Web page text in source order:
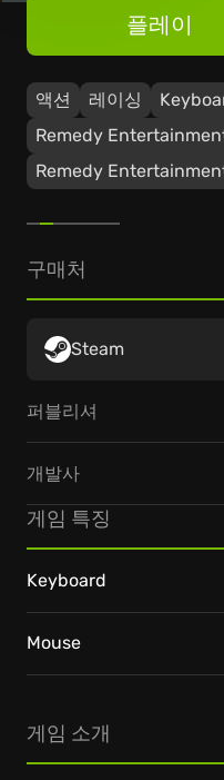
액션 레이싱
Remedy
Remedy
플레이
게임 소개
구매처
Steam
퍼블리셔
개발사
게임 특징
Keyboard
Mouse